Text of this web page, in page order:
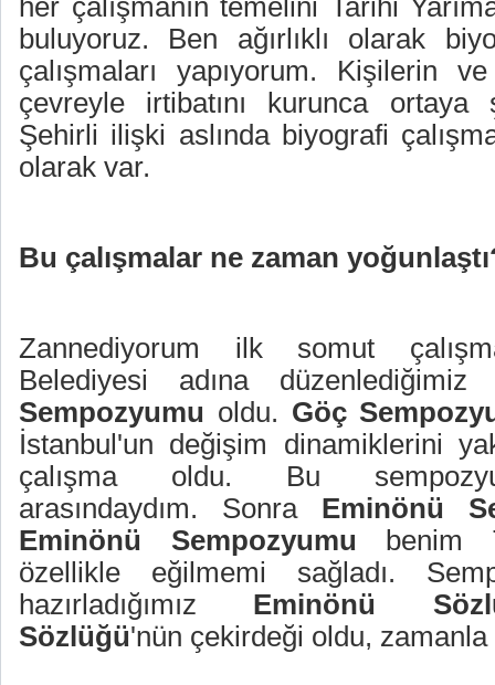
her çalışmanın temelini Tarihi
buluyoruz. Ben ağırlıklı olarak
çalışmaları yapıyorum. Kişilerin
çevreyle irtibatını kurunca ortaya
Şehirli ilişki aslında biyografi
olarak var.
Bu çalışmalar ne zaman
Zannediyorum ilk somut
Belediyesi adına
Sempozyumu oldu. Göç
İstanbul'un değişim dinamiklerini
çalışma oldu. Bu
arasındaydım. Sonra Eminönü
Eminönü Sempozyumu benim
özellikle eğilmemi sağladı.
hazırladığımız Eminönü
Sözlüğü'nün çekirdeği oldu,